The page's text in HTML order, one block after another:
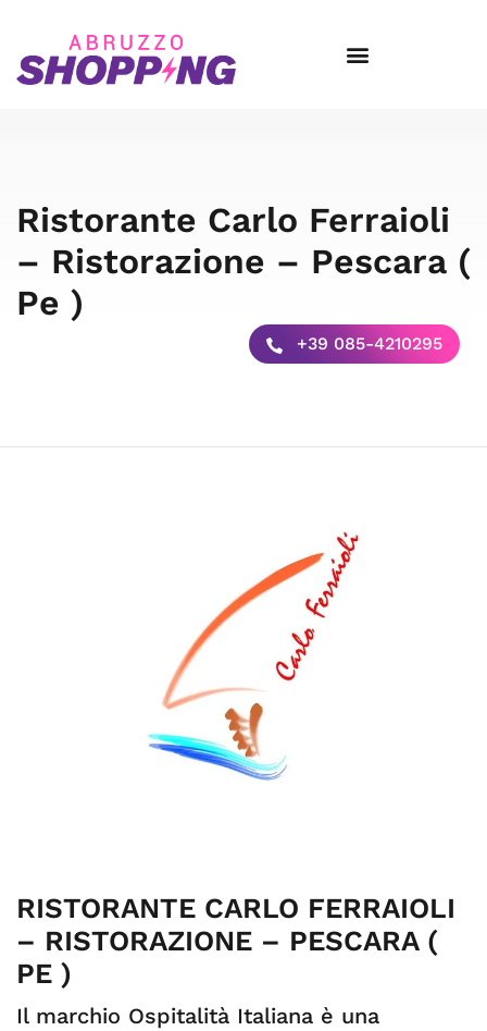
Ristorante Carlo Ferraioli
– Ristorazione – Pescara (
Pe )
+39 085-4210295
RISTORANTE CARLO FERRAIOLI
– RISTORAZIONE – PESCARA (
PE )
Il marchio Ospitalità Italiana è una